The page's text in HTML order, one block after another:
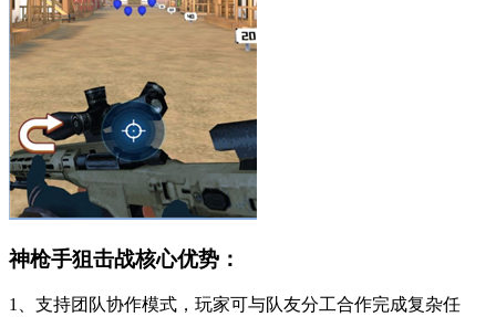
神枪手狙击战核心优势：
1、支持团队协作模式，玩家可与队友分工合作完成复杂任